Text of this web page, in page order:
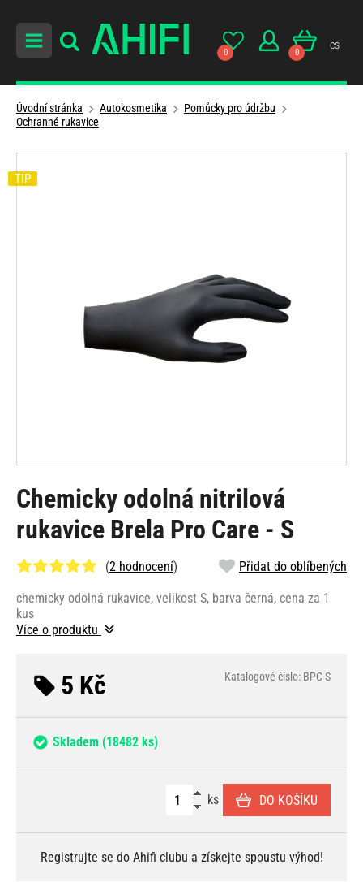
0 0
cs
Úvodní stránka Autokosmetika
Pomůcky pro údržbu
Ochranné rukavice
Chemicky odolná nitrilová
rukavice Brela Pro Care - S
(2 hodnocení) Přidat do oblíbených
chemicky odolná rukavice, velikost S, barva černá, cena za 1
kus
Více o produktu
5 Kč Katalogové číslo: BPC-S
Skladem (18482 ks)
ks DO KOŠÍKU
Registrujte se do Ahifi clubu a získejte spoustu výhod!
TIP